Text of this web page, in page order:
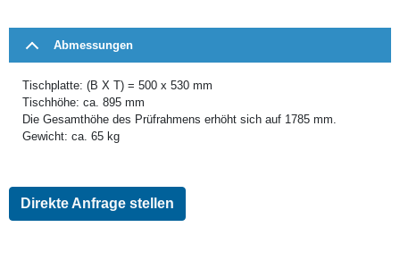
Abmessungen
Tischplatte: (B X T) = 500 x 530 mm
Tischhöhe: ca. 895 mm
Die Gesamthöhe des Prüfrahmens erhöht sich auf 1785 mm.
Gewicht: ca. 65 kg
Direkte Anfrage stellen